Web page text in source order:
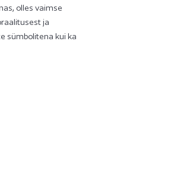
olles vaimse
ja
sümbolitena kui ka